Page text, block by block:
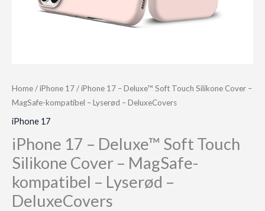
Home/iPhone 17/ iPhone 17 – Deluxe™ Soft Touch Silikone Cover –
MagSafe-kompatibel – Lyserød – DeluxeCovers
iPhone 17
iPhone 17 – Deluxe™ Soft Touch
Silikone Cover – MagSafe-
kompatibel – Lyserød –
DeluxeCovers